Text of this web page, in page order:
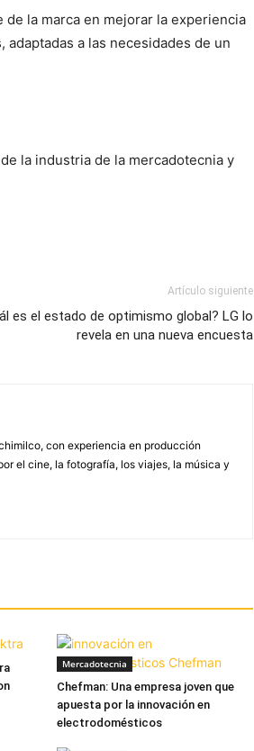
la marca en mejorar la experiencia
a las necesidades de un
la industria de la mercadotecnia y
Artículo siguiente
es el estado de optimismo global? LG lo
revela en una nueva encuesta
con experiencia en producción
el cine, la fotografía, los viajes, la música y
Mercadotecnia
Chefman: Una empresa joven que
apuesta por la innovación en
electrodomésticos